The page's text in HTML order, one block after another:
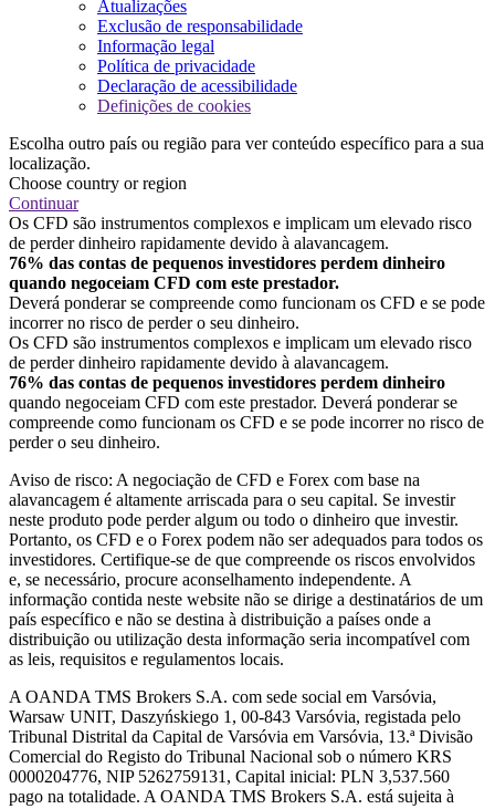
Atualizações
Exclusão de responsabilidade
Informação legal
Política de privacidade
Declaração de acessibilidade
Definições de cookies
Escolha outro país ou região para ver conteúdo específico para a sua
localização.
Choose country or region
Continuar
Os CFD são instrumentos complexos e implicam um elevado risco
de perder dinheiro rapidamente devido à alavancagem.
76% das contas de pequenos investidores perdem dinheiro
quando negoceiam CFD com este prestador.
Deverá ponderar se compreende como funcionam os CFD e se pode
incorrer no risco de perder o seu dinheiro.
Os CFD são instrumentos complexos e implicam um elevado risco
de perder dinheiro rapidamente devido à alavancagem.
76% das contas de pequenos investidores perdem dinheiro
quando negoceiam CFD com este prestador. Deverá ponderar se
compreende como funcionam os CFD e se pode incorrer no risco de
perder o seu dinheiro.
Aviso de risco: A negociação de CFD e Forex com base na
alavancagem é altamente arriscada para o seu capital. Se investir
neste produto pode perder algum ou todo o dinheiro que investir.
Portanto, os CFD e o Forex podem não ser adequados para todos os
investidores. Certifique-se de que compreende os riscos envolvidos
e, se necessário, procure aconselhamento independente. A
informação contida neste website não se dirige a destinatários de um
país específico e não se destina à distribuição a países onde a
distribuição ou utilização desta informação seria incompatível com
as leis, requisitos e regulamentos locais.
A OANDA TMS Brokers S.A. com sede social em Varsóvia,
Warsaw UNIT, Daszyńskiego 1, 00-843 Varsóvia, registada pelo
Tribunal Distrital da Capital de Varsóvia em Varsóvia, 13.ª Divisão
Comercial do Registo do Tribunal Nacional sob o número KRS
0000204776, NIP 5262759131, Capital inicial: PLN 3,537.560
pago na totalidade. A OANDA TMS Brokers S.A. está sujeita à